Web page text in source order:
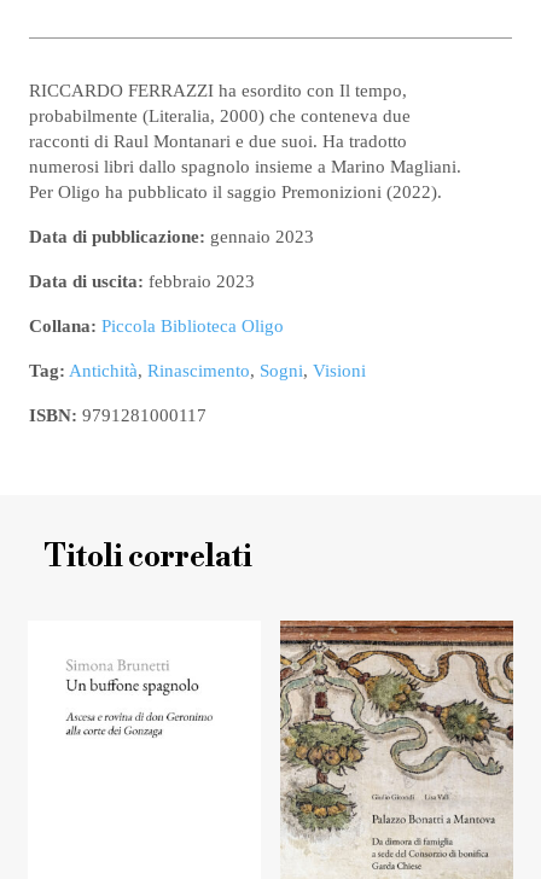
RICCARDO FERRAZZI ha esordito con Il tempo,
probabilmente (Literalia, 2000) che conteneva due
racconti di Raul Montanari e due suoi. Ha tradotto
numerosi libri dallo spagnolo insieme a Marino Magliani.
Per Oligo ha pubblicato il saggio Premonizioni (2022).
Data di pubblicazione: gennaio 2023
Data di uscita: febbraio 2023
Collana: Piccola Biblioteca Oligo
Tag: Antichità, Rinascimento, Sogni, Visioni
ISBN: 9791281000117
Titoli correlati